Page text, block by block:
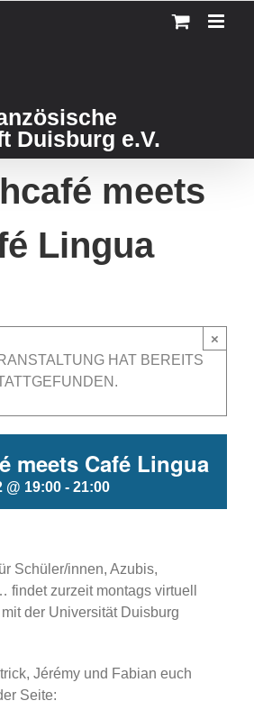
Duisburg e.V.
meets
Lingua
HAT BEREITS
×
meets Café Lingua
@ 19:00 - 21:00
Schüler/innen, Azubis,
findet zurzeit montags virtuell
der Universität Duisburg
Jérémy und Fabian euch
Seite: